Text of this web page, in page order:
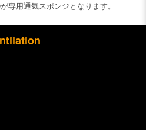
用通気スポンジとなります。